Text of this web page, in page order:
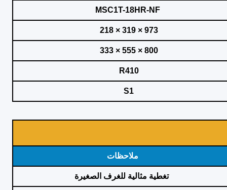
MSC1T-18HR-NF
973 × 319 × 218
800 × 555 × 333
R410
S1
ملاحظات
تغطية مثالية للغرف الصغيرة